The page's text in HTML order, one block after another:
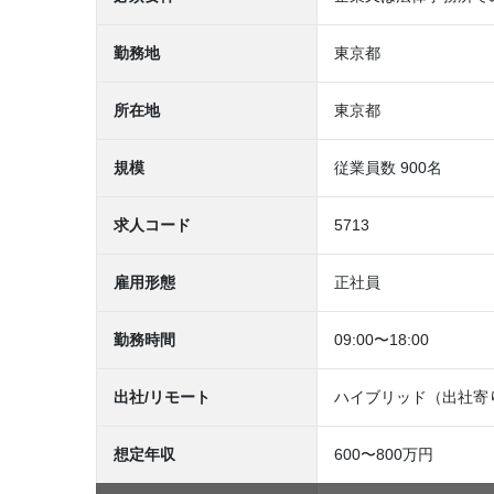
勤務地 東京都
所在地 東京都
規模 従業員数 900名
求人コード 5713
雇用形態 正社員
勤務時間 09:00〜18:00
出社/リモート ハイブリッド（出社寄
想定年収 600〜800万円